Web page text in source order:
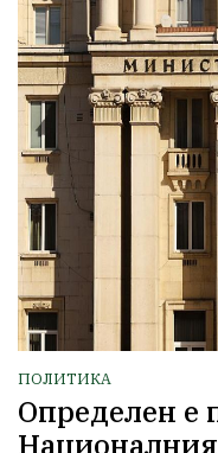
ПОЛИТИКА
Определен е
Националния